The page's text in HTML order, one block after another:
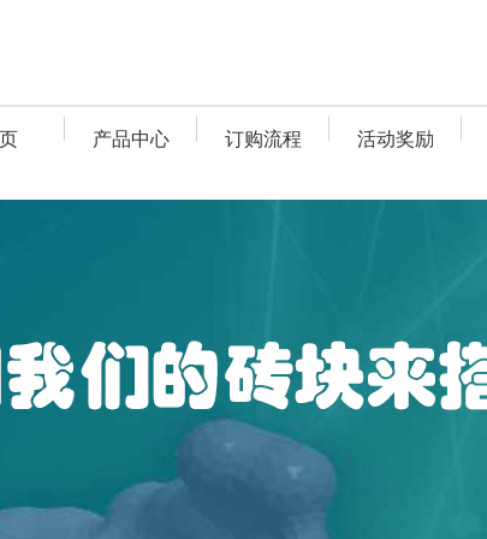
产品中心 订购流程 活动奖励